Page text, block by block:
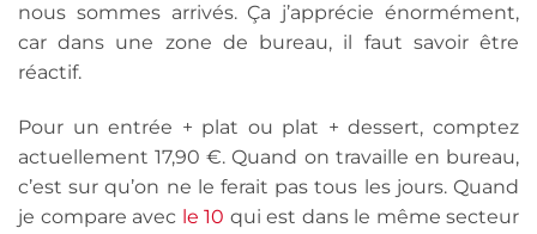
nous sommes arrivés. Ça j’apprécie énormément,
car dans une zone de bureau, il faut savoir être
réactif.
Pour un entrée + plat ou plat + dessert, comptez
actuellement 17,90 €. Quand on travaille en bureau,
c’est sur qu’on ne le ferait pas tous les jours. Quand
je compare avec le 10 qui est dans le même secteur